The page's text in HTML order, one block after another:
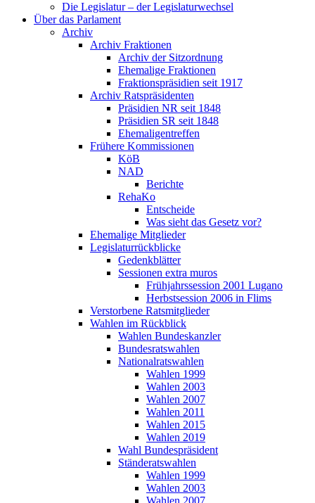
Die Legislatur – der Legislaturwechsel
Über das Parlament
Archiv
Archiv Fraktionen
Archiv der Sitzordnung
Ehemalige Fraktionen
Fraktionspräsidien seit 1917
Archiv Ratspräsidenten
Präsidien NR seit 1848
Präsidien SR seit 1848
Ehemaligentreffen
Frühere Kommissionen
KöB
NAD
Berichte
RehaKo
Entscheide
Was sieht das Gesetz vor?
Ehemalige Mitglieder
Legislaturrückblicke
Gedenkblätter
Sessionen extra muros
Frühjahrssession 2001 Lugano
Herbstsession 2006 in Flims
Verstorbene Ratsmitglieder
Wahlen im Rückblick
Wahlen Bundeskanzler
Bundesratswahlen
Nationalratswahlen
Wahlen 1999
Wahlen 2003
Wahlen 2007
Wahlen 2011
Wahlen 2015
Wahlen 2019
Wahl Bundespräsident
Ständeratswahlen
Wahlen 1999
Wahlen 2003